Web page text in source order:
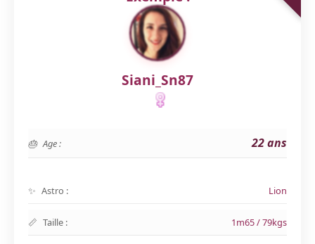
Siani_Sn87
Age : 22 ans
Astro : Lion
Taille : 1m65 / 79kgs